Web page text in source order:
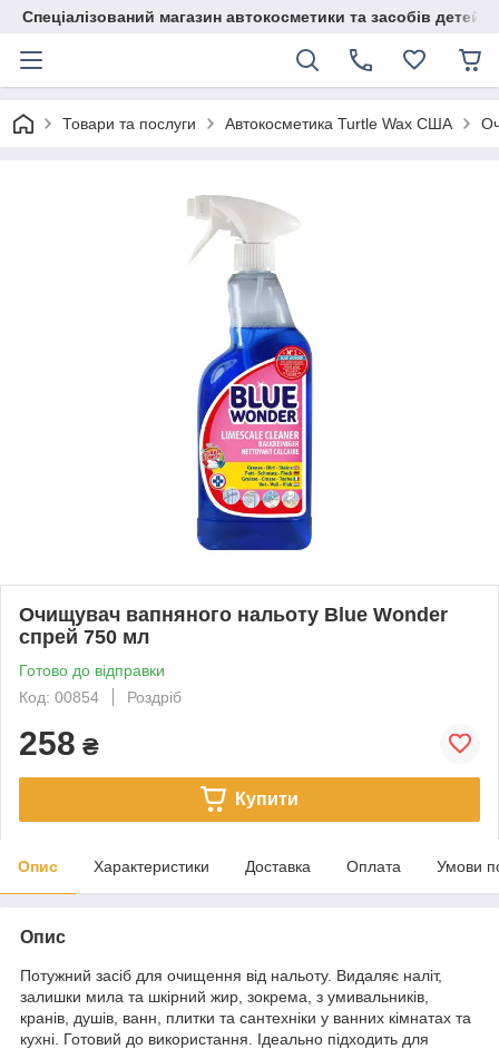
Спеціалізований магазин автокосметики та засобів
Товари та послуги Автокосметика Turtle Wax США
Очищувач вапняного нальоту Blue Wonder
спрей 750 мл
Готово до відправки
Код: 00854
Роздріб
258 ₴
Купити
Опис Характеристики Доставка Оплата Умови
Опис
Потужний засіб для очищення від нальоту. Видаляє наліт,
залишки мила та шкірний жир, зокрема, з умивальників,
кранів, душів, ванн, плитки та сантехніки у ванних кімнатах та
кухні. Готовий до використання. Ідеально підходить для